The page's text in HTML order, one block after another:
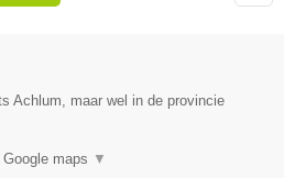
Achlum, maar wel in de provincie
Google maps ▼